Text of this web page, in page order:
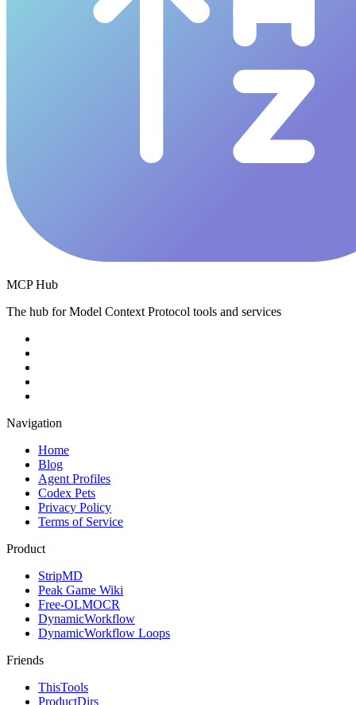
MCP Hub
The hub for Model Context Protocol tools and services
Navigation
Home
Blog
Agent Profiles
Codex Pets
Privacy Policy
Terms of Service
Product
StripMD
Peak Game Wiki
Free-OLMOCR
DynamicWorkflow
DynamicWorkflow Loops
Friends
ThisTools
ProductDirs